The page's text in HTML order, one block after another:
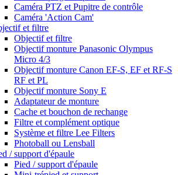
Caméra PTZ et Pupitre de contrôle
Caméra 'Action Cam'
et filtre
Objectif et filtre
Objectif monture Panasonic Olympus
Micro 4/3
Objectif monture Canon EF-S, EF et RF-S
RF et PL
Objectif monture Sony E
Adaptateur de monture
Cache et bouchon de rechange
Filtre et complément optique
Système et filtre Lee Filters
Photoball ou Lensball
/ support d'épaule
Pied / support d'épaule